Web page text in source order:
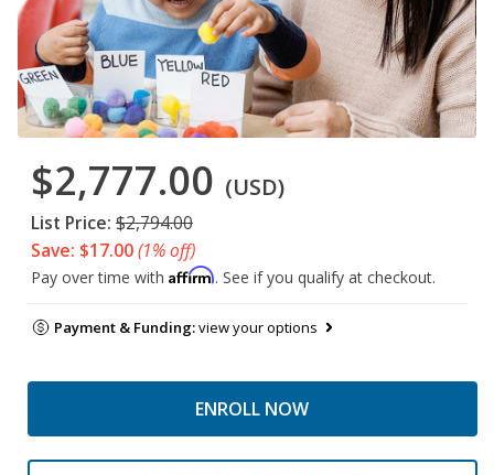
$2,777.00 (USD)
List Price: $2,794.00
Save: $17.00(1% off)
Pay over time with Affirm. See if you qualify at checkout.
Payment & Funding:view your options
ENROLL NOW